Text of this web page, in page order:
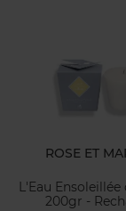
ROSE ET
L'Eau Ensoleillée
200gr -